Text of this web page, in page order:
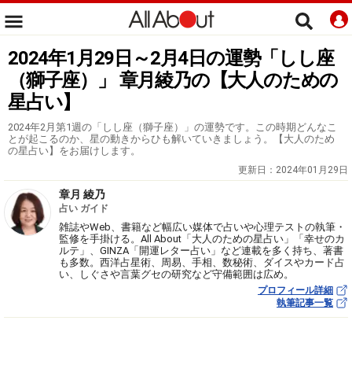
2024年1月29日～2月4日の運勢「しし座
（獅子座）」 章月綾乃の【大人のための
星占い】
2024年2月第1週の「しし座（獅子座）」の運勢です。この時期どんなこ
とが起こるのか、星の動きからひも解いていきましょう。【大人のため
の星占い】をお届けします。
更新日： 2024年01月29日
章月 綾乃
占い ガイド
雑誌やWeb、書籍など幅広い媒体で占いや心理テストの執筆・
監修を手掛ける。All About「大人のための星占い」「幸せのカ
ルテ」、GINZA「開運レター占い」など連載を多く持ち、著書
も多数。西洋占星術、周易、手相、数秘術、ダイスやカード占
い、しぐさや言葉グセの研究など守備範囲は広め。
プロフィール詳細
執筆記事一覧